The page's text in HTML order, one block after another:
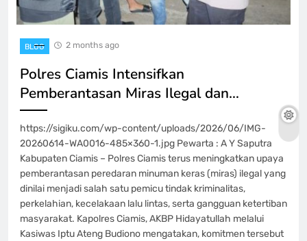
BLOG 2 months ago
Polres Ciamis Intensifkan
Pemberantasan Miras Ilegal dan…
https://sigiku.com/wp-content/uploads/2026/06/IMG-
20260614-WA0016-485×360-1.jpg Pewarta : A Y Saputra
Kabupaten Ciamis – Polres Ciamis terus meningkatkan upaya
pemberantasan peredaran minuman keras (miras) ilegal yang
dinilai menjadi salah satu pemicu tindak kriminalitas,
perkelahian, kecelakaan lalu lintas, serta gangguan ketertiban
masyarakat. Kapolres Ciamis, AKBP Hidayatullah melalui
Kasiwas Iptu Ateng Budiono mengatakan, komitmen tersebut